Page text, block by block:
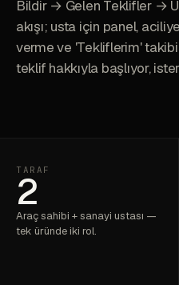
Bildir → Gelen Teklifler →
akışı; usta için panel,
verme ve 'Tekliflerim'
teklif hakkıyla başlıyor,
TARAF
2
Araç sahibi + sanayi ustası —
tek üründe iki rol.